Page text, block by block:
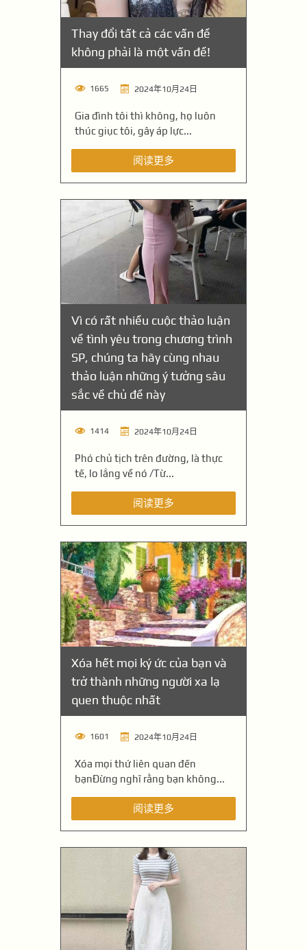
Thay đổi tất cả các vấn đề
không phải là một vấn đề!
1665 2024年10月24日
Gia đình tôi thì không, họ luôn
thúc giục tôi, gây áp lực...
阅读更多
Vì có rất nhiều cuộc thảo luận
về tình yêu trong chương trình
SP, chúng ta hãy cùng nhau
thảo luận những ý tưởng sâu
sắc về chủ đề này
1414 2024年10月24日
Phó chủ tịch trên đường, là thực
tế, lo lắng về nó /Từ...
阅读更多
Xóa hết mọi ký ức của bạn và
trở thành những người xa lạ
quen thuộc nhất
1601 2024年10月24日
Xóa mọi thứ liên quan đến
bạnĐừng nghĩ rằng bạn không...
阅读更多